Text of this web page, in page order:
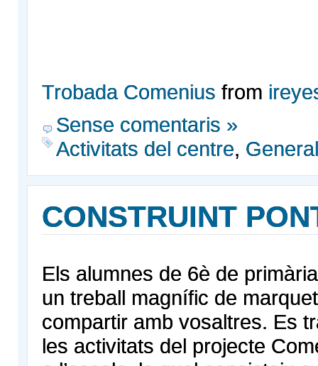
Trobada Comenius from
Sense comentaris »
Activitats del centre, General
CONSTRUINT
Els alumnes de 6è de
un treball magnífic de
compartir amb vosaltres. Es
les activitats del projecte